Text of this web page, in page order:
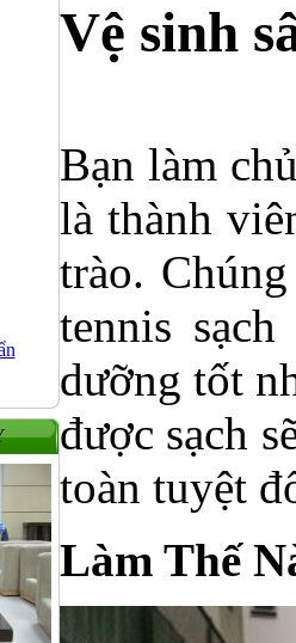
Vệ sinh
Bạn làm
là thành
trào.
tennis
dưỡng tốt
được sạch
toàn tuyệt
Làm Thế